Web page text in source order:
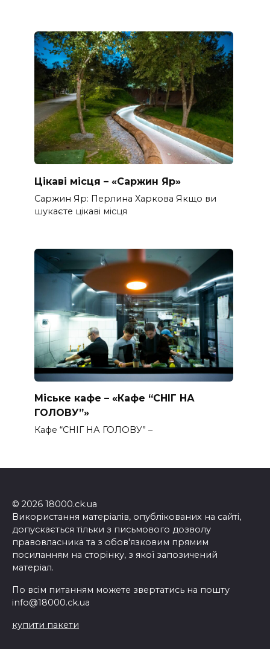
Цікаві місця – «Саржин Яр»
Саржин Яр: Перлина Харкова Якщо ви
шукаєте цікаві місця
Міське кафе – «Кафе “СНІГ НА
ГОЛОВУ”»
Кафе “СНІГ НА ГОЛОВУ” –
© 2026 18000.ck.ua
Використання матеріалів, опублікованих на сайті,
допускається тільки з письмового дозволу
правовласника та з обов'язковим прямим
посиланням на сторінку, з якої запозичений
матеріал.
По всім питанням можете звертатись на пошту
info@18000.ck.ua
купити пакети